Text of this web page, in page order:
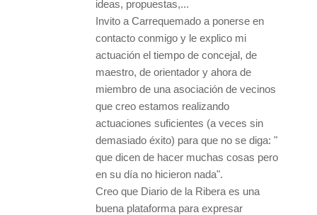
ideas, propuestas,...
Invito a Carrequemado a ponerse en
contacto conmigo y le explico mi
actuación el tiempo de concejal, de
maestro, de orientador y ahora de
miembro de una asociación de vecinos
que creo estamos realizando
actuaciones suficientes (a veces sin
demasiado éxito) para que no se diga: "
que dicen de hacer muchas cosas pero
en su día no hicieron nada".
Creo que Diario de la Ribera es una
buena plataforma para expresar